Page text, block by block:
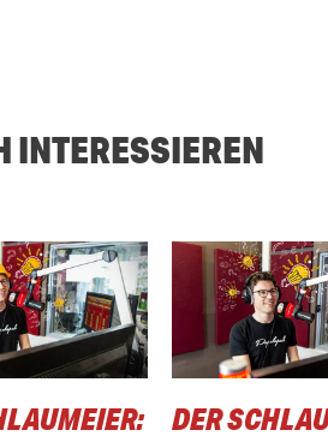
INTERESSIEREN
DER